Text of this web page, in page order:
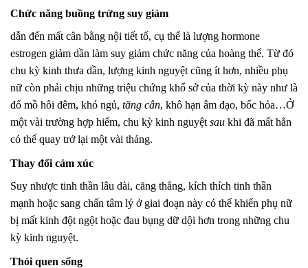
Chức năng buồng trứng suy giảm
dẫn đến mất cân bằng nội tiết tố, cụ thể là lượng hormone
estrogen giảm dần làm suy giảm chức năng của hoàng thể. Từ đó
chu kỳ kinh thưa dần, lượng kinh nguyệt cũng ít hơn, nhiều phụ
nữ còn phải chịu những triệu chứng khổ sở của thời kỳ này như là
đổ mồ hôi đêm, khó ngủ, tăng cân, khô hạn âm đạo, bốc hỏa…Ở
một vài trường hợp hiếm, chu kỳ kinh nguyệt sau khi đã mất hẳn
có thể quay trở lại một vài tháng.
Thay đổi cảm xúc
Suy nhược tinh thần lâu dài, căng thẳng, kích thích tinh thần
mạnh hoặc sang chấn tâm lý ở giai đoạn này có thể khiến phụ nữ
bị mất kinh đột ngột hoặc đau bụng dữ dội hơn trong những chu
kỳ kinh nguyệt.
Thói quen sống